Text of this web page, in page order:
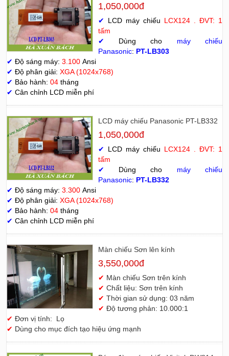
1,050,000đ
✔ LCD máy chiếu LCX124 . ĐVT: 1
tấm
✔
Dùng cho máy chiếu
Panasonic: PT-LB303
✔ Độ sáng máy: 3.100 Ansi
✔ Độ phân giải: XGA (1024x768)
✔ Bảo hành: 04 tháng
✔ Cân chỉnh LCD miễn phí
LCD máy chiếu Panasonic PT-LB332
1,050,000đ
✔ LCD máy chiếu LCX124 . ĐVT: 1
tấm
✔
Dùng cho máy chiếu
Panasonic: PT-LB332
✔ Độ sáng máy: 3.300 Ansi
✔ Độ phân giải: XGA (1024x768)
✔ Bảo hành: 04 tháng
✔ Cân chỉnh LCD miễn phí
Màn chiếu Sơn lên kính
3,550,000đ
✔ Màn chiếu Sơn trên kính
✔ Chất liệu: Sơn trên kính
✔ Thời gian sử dụng: 03 năm
✔ Độ tương phản: 10.000:1
✔ Đơn vị tính: Lọ
✔ Dùng cho mục đích tạo hiệu ứng mạnh